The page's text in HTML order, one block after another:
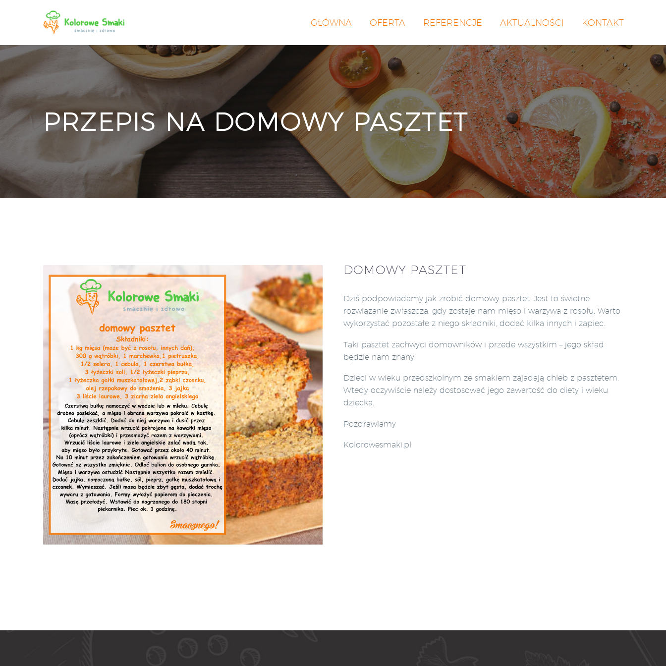
GŁÓWNA OFERTA REFERENCJE AKTUALNOŚCI KONTAKT
PRZEPIS NA DOMOWY PASZTET
DOMOWY PASZTET
Dziś podpowiadamy jak zrobić domowy pasztet. Jest to świetne
rozwiązanie zwłaszcza, gdy zostaje nam mięso i warzywa z rosołu. Warto
wykorzystać pozostałe z niego składniki, dodać kilka innych i zapiec.
Taki pasztet zachwyci domowników i przede wszystkim – jego skład
będzie nam znany.
Dzieci w wieku przedszkolnym ze smakiem zajadają chleb z pasztetem.
Wtedy oczywiście należy dostosować jego zawartość do diety i wieku
dziecka.
Pozdrawiamy
Kolorowesmaki.pl